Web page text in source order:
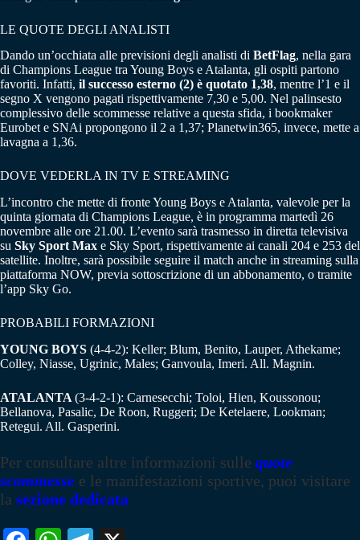
LE QUOTE DEGLI ANALISTI
Dando un’occhiata alle previsioni degli analisti di BetFlag, nella gara
di Champions League tra Young Boys e Atalanta, gli ospiti partono
favoriti. Infatti, il successo esterno (2) è quotato 1,38, mentre l’1 e il
segno X vengono pagati rispettivamente 7,30 e 5,00. Nel palinsesto
complessivo delle scommesse relative a questa sfida, i bookmaker
Eurobet e SNAi propongono il 2 a 1,37; Planetwin365, invece, mette a
lavagna a 1,36.
DOVE VEDERLA IN TV E STREAMING
L’incontro che mette di fronte Young Boys e Atalanta, valevole per la
quinta giornata di Champions League, è in programma martedì 26
novembre alle ore 21.00. L’evento sarà trasmesso in diretta televisiva
su Sky Sport Max e Sky Sport, rispettivamente ai canali 204 e 253 del
satellite. Inoltre, sarà possibile seguire il match anche in streaming sulla
piattaforma NOW, previa sottoscrizione di un abbonamento, o tramite
l’app Sky Go.
PROBABILI FORMAZIONI
YOUNG BOYS (4-4-2): Keller; Blum, Benito, Lauper, Athekame;
Colley, Niasse, Ugrinic, Males; Ganvoula, Imeri. All. Magnin.
ATALANTA (3-4-2-1): Carnesecchi; Toloi, Hien, Koussonou;
Bellanova, Pasalic, De Roon, Ruggeri; De Ketelaere, Lookman;
Retegui. All. Gasperini.
Per consultare altre informazioni sulle quote
scommesse e le manifestazioni sportive, puoi visitare
la sezione dedicata